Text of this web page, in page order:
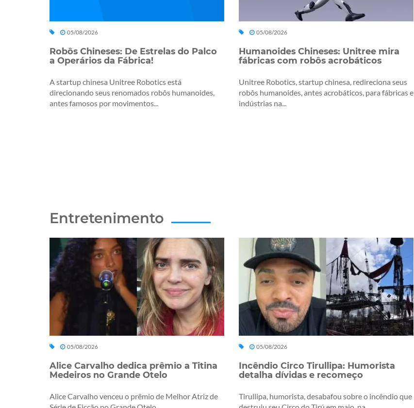
05/08/2026
Robôs Chineses: De Estrelas do Palco
a Operários da Fábrica!
A startup chinesa Unitree Robotics está
direcionando seus renomados robôs humanoides,
antes famosos por movimentos...
05/08/2026
Humanoides Chineses: Unitree mira
fábricas com robôs acrobáticos
Unitree Robotics, startup chinesa, redireciona seus
robôs humanoides, antes acrobáticos, para fábricas e
indústrias na...
Entretenimento
05/08/2026
Alice Carvalho dedica prêmio a Titina
Medeiros no Grande Otelo
Alice Carvalho venceu o prêmio de Melhor Atriz de
05/08/2026
Incêndio Circo Tirullipa: Humorista
detalha dívidas e recomeço
Tirullipa, humorista, desabafou sobre o incêndio que